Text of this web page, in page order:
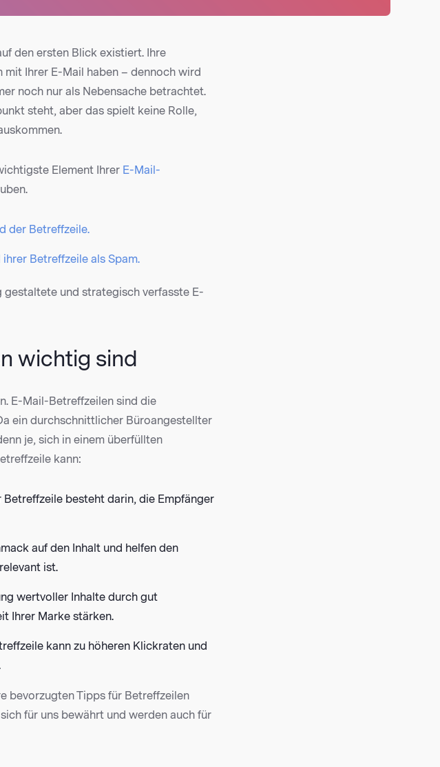
den ersten Blick existiert. Ihre
Ihrer E-Mail haben – dennoch wird
noch nur als Nebensache betrachtet.
steht, aber das spielt keine Rolle,
Element Ihrer E-Mail-
der Betreffzeile.
Betreffzeile als Spam.
und strategisch verfasste E-
wichtig sind
E-Mail-Betreffzeilen sind die
ein durchschnittlicher Büroangestellter
je, sich in einem überfüllten
kann:
besteht darin, die Empfänger
auf den Inhalt und helfen den
ist.
wertvoller Inhalte durch gut
Ihrer Marke stärken.
kann zu höheren Klickraten und
bevorzugten Tipps für Betreffzeilen
für uns bewährt und werden auch für